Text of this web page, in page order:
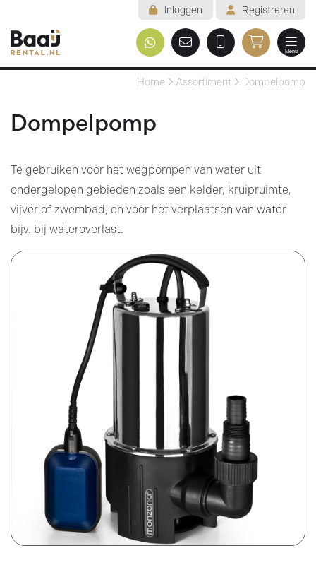
Welkom
Voorwaarden
Contact
Prijsweergave
incl. btw
Inloggen Registreren
Menu
Home Assortiment Dompelpomp
Dompelpomp
Te gebruiken voor het wegpompen van water uit
ondergelopen gebieden zoals een kelder, kruipruimte,
vijver of zwembad, en voor het verplaatsen van water
bijv. bij wateroverlast.